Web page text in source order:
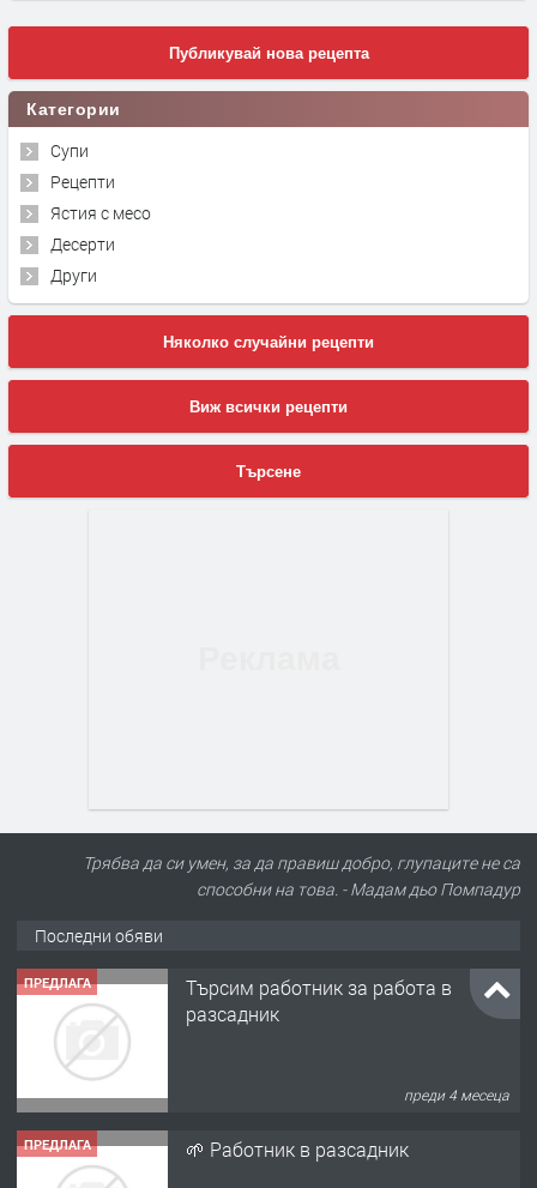
Публикувай нова рецепта
Категории
Супи
Рецепти
Ястия с месо
Десерти
Други
Няколко случайни рецепти
Виж всички рецепти
Търсене
Трябва да си умен, за да правиш добро, глупаците не са
способни на това. - Мадам дьо Помпадур
Последни обяви
Търсим работник за работа в
разсадник
ПРЕДЛАГА 🌱 Работник в разсадник
преди 4 месеца
ПРЕДЛАГА Търсим работничка